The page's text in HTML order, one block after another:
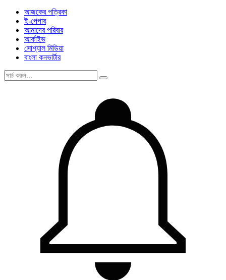
আজকের পত্রিকা
ই-পেপার
আমাদের পরিবার
আর্কাইভ
সোশ্যাল মিডিয়া
বাংলা কনভার্টার